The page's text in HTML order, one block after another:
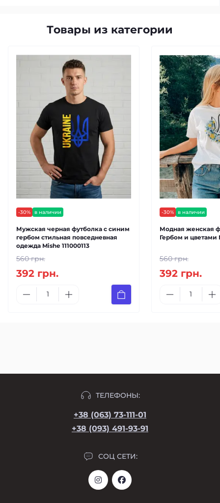
Товары из категории
-30% в наличии
Мужская черная футболка с синим
гербом стильная повседневная
одежда Mishe 111000113
560 грн.
392 грн.
-30% в наличии
Модная женская
Гербом и цветами
560 грн.
392 грн.
ТЕЛЕФОНЫ:
+38 (063) 73-111-01
+38 (093) 491-93-91
СОЦ СЕТИ: